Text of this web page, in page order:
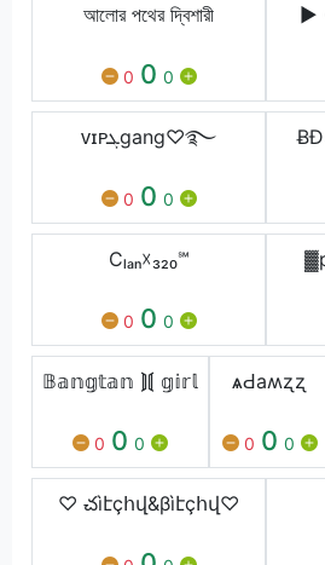
আলোর পথের দ্বিশারী
0 0 0
▶
ᴠɪᴘܓgang♡࿐
0 0 0
Cₗₐₙ☓₃₂₀℠
0 0 0
𝔹𝕒𝕟𝕘𝕥𝕒𝕟 ⟭⟬ 𝕘𝕚𝕣𝕝
0 0 0
ѧԀaʍʐʐ
0 0 0
♡ చìէçհվ&βìէçհվ♡